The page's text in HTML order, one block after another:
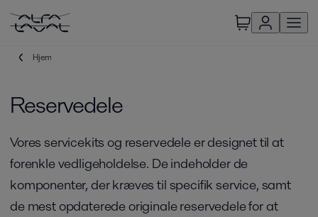
Hjem
Reservedele
Vores servicekits og reservedele er designet til at
forenkle vedligeholdelse. De indeholder de
komponenter, der kræves til specifik service, samt
de mest opdaterede originale reservedele for at